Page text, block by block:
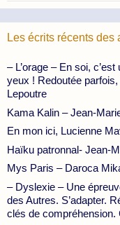
Les écrits récents des
– L’orage – En soi,
yeux ! Redoutée
Lepoutre
Kama Kalin – Jean-
En mon ici, Lucienne
Haïku patronnal- Jean-
Mys Paris – Daroca
– Dyslexie – Une
des Autres. S’adapter.
clés de compréhension.